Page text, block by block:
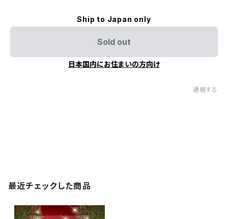
Ship to Japan only
Sold out
日本国内にお住まいの方向け
通報する
最近チェックした商品